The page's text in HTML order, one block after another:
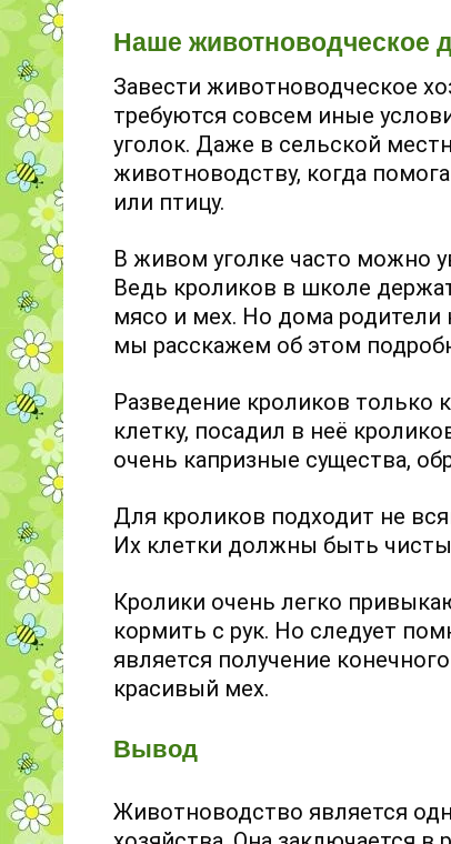
Наше животноводческое
Завести животноводческое
требуются совсем иные
уголок. Даже в сельской
животноводству, когда
или птицу.
В живом уголке часто можно
Ведь кроликов в школе
мясо и мех. Но дома родители
мы расскажем об этом
Разведение кроликов только
клетку, посадил в неё
очень капризные существа,
Для кроликов подходит не
Их клетки должны быть
Кролики очень легко
кормить с рук. Но следует
является получение
красивый мех.
Вывод
Животноводство является